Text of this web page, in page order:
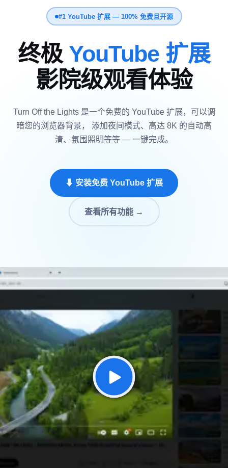
#1 YouTube 扩展 — 100% 免费且开源
终极 YouTube 扩展
影院级观看体验
Turn Off the Lights 是一个免费的 YouTube 扩展，可以调
暗您的浏览器背景， 添加夜间模式、高达 8K 的自动高
清、氛围照明等等 — 一键完成。
⬇ 安装免费 YouTube 扩展
查看所有功能 →